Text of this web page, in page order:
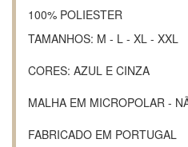
100% POLIESTER
TAMANHOS: M - L - XL - XXL
CORES: AZUL E CINZA
MALHA EM MICROPOLAR -
FABRICADO EM PORTUGAL